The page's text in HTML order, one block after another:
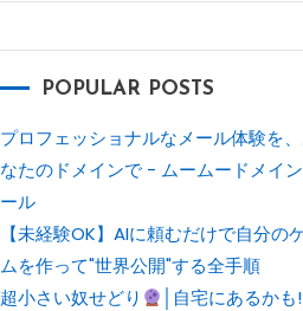
POPULAR POSTS
プロフェッショナルなメール体験を
なたのドメインで - ムームードメイ
ール
【未経験OK】AIに頼むだけで自分の
ムを作って"世界公開"する全手順
超小さい奴せどり
│自宅にあるかも